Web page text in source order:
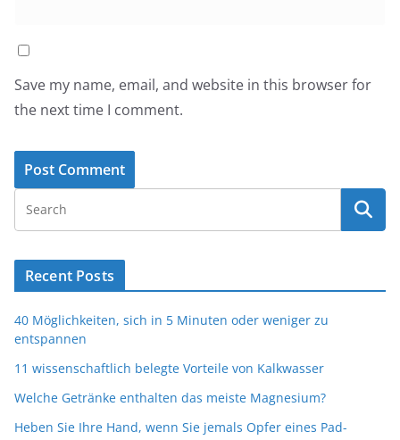
Save my name, email, and website in this browser for
the next time I comment.
Recent Posts
40 Möglichkeiten, sich in 5 Minuten oder weniger zu
entspannen
11 wissenschaftlich belegte Vorteile von Kalkwasser
Welche Getränke enthalten das meiste Magnesium?
Heben Sie Ihre Hand, wenn Sie jemals Opfer eines Pad-